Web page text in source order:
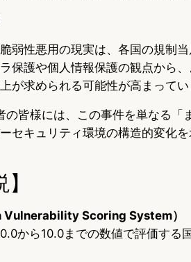
弱性悪用の現実は、各国の規制
保護や個人情報保護の観点から
が求められる可能性が高まってい
の皆様には、この事件を単なる「
セキュリティ環境の構造的変化
Vulnerability Scoring System）
から10.0までの数値で評価する